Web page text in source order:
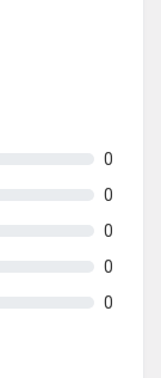
0
0
0
0
0